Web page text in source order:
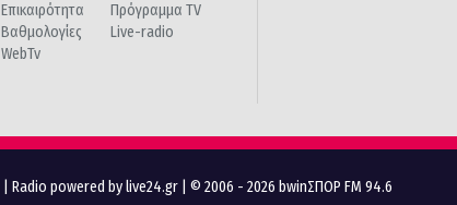
Επικαιρότητα
Βαθμολογίες
WebTv
Πρόγραμμα TV
Live-radio
Radio powered by live24.gr | © 2006 - 2026 bwinΣΠΟΡ FM 94.6